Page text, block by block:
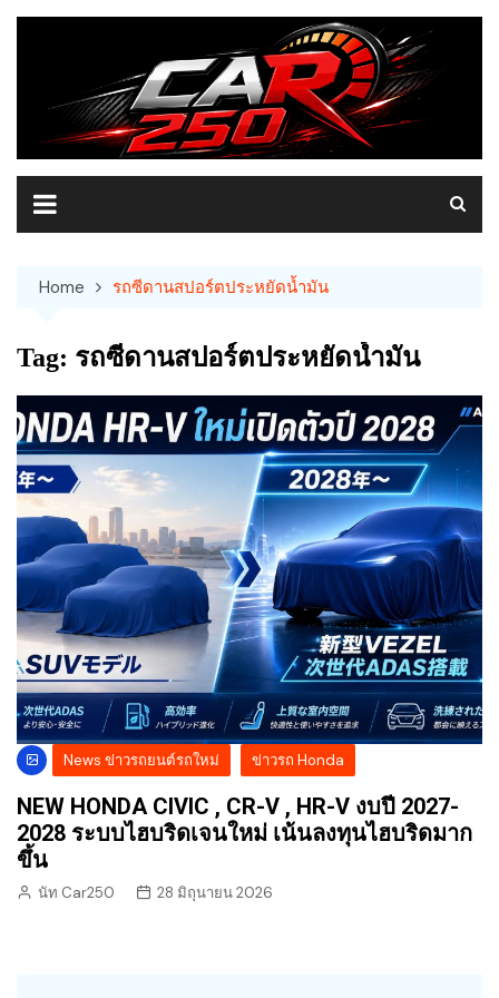
Skip
Home รถซีดานสปอร์ตประหยัดน้ำมัน
Tag: รถซีดานสปอร์ตประหยัดน้ำมัน
News ข่าวรถยนต์รถใหม่ ข่าวรถ Honda
NEW HONDA CIVIC , CR-V , HR-V งบปี 2027-
2028 ระบบไฮบริดเจนใหม่ เน้นลงทุนไฮบริดมาก
ขึ้น
นัท Car250 28 มิถุนายน 2026